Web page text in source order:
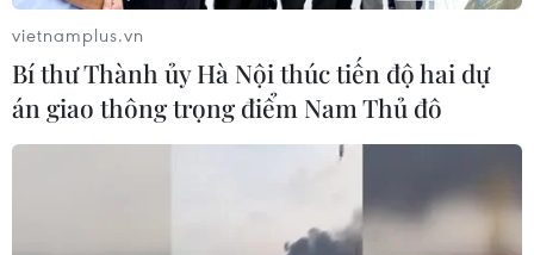
Đội tuyển Việt Nam nhận
thưởng 2 tỷ đồng sau thắng lợi trước
Indonesia
04/08/2026 04:16
khẩn xin lỗi người hâm mộ xứ vạn
vietnamplus.vn
Bí thư Thành ủy Hà Nội thúc tiến độ hai dự
án giao thông trọng điểm Nam Thủ đô